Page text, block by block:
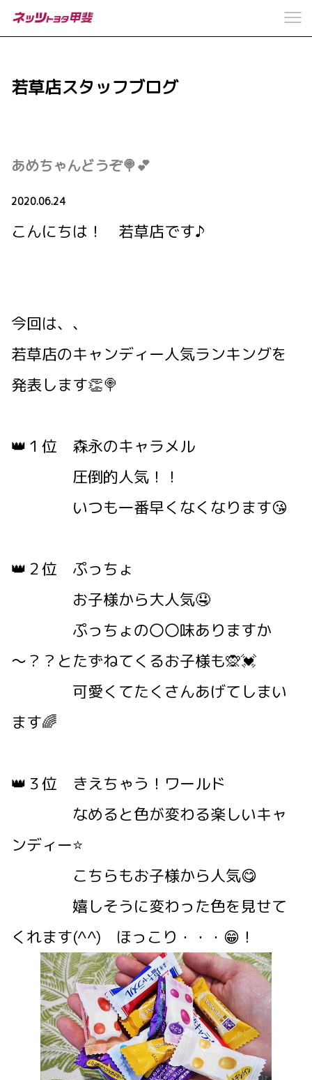
若草店スタッフブログ
あめちゃんどうぞ🍭💕
2020.06.24
こんにちは！ 若草店です♪
今回は、、
若草店のキャンディー人気ランキングを
発表します👏🍭
👑１位 森永のキャラメル
圧倒的人気！！
いつも一番早くなくなります😘
👑２位 ぷっちょ
お子様から大人気🤤
ぷっちょの〇〇味ありますか
～？？とたずねてくるお子様も🙊💓
可愛くてたくさんあげてしまい
ます🌈
👑３位 きえちゃう！ワールド
なめると色が変わる楽しいキャ
ンディー⭐
こちらもお子様から人気😋
嬉しそうに変わった色を見せて
くれます(^^) ほっこり・・・😁！